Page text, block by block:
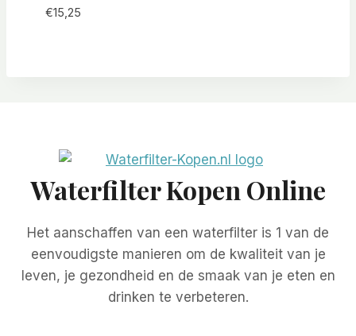
€15,25
Waterfilter Kopen Online
Het aanschaffen van een waterfilter is 1 van de
eenvoudigste manieren om de kwaliteit van je
leven, je gezondheid en de smaak van je eten en
drinken te verbeteren.